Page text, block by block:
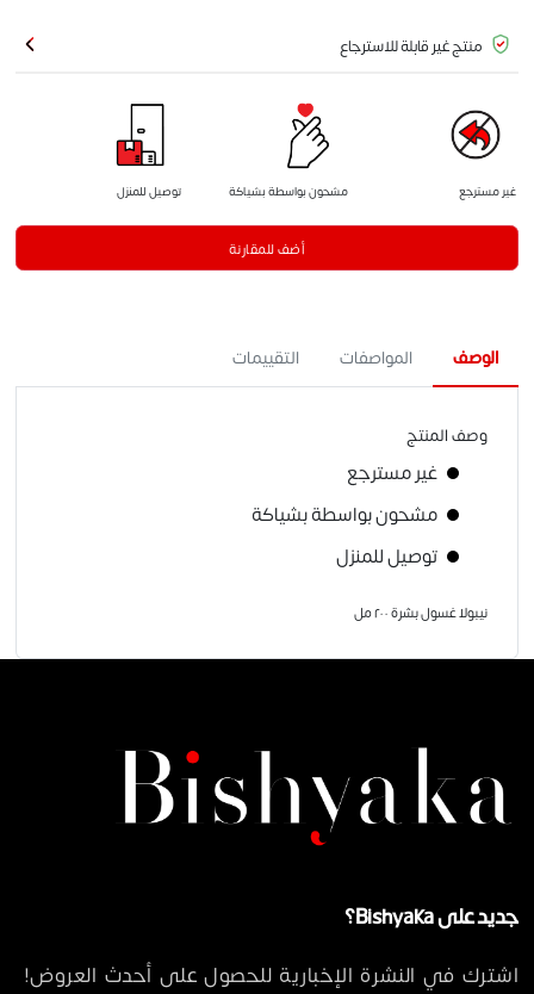
منتج غير قابلة للاسترجاع
غير مسترجع مشحون بواسطة بشياكة توصيل للمنزل
أضف للمقارنة
الوصف المواصفات التقييمات
وصف المنتج
غير مسترجع
مشحون بواسطة بشياكة
توصيل للمنزل
نيبولا غسول بشرة ٢٠٠ مل
جديد على Bishyaka؟
اشترك في النشرة الإخبارية للحصول على أحدث العروض!